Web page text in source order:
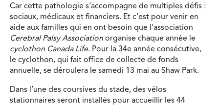
Car cette pathologie s’accompagne de multiples défis :
sociaux, médicaux et financiers. Et c’est pour venir en
aide aux familles qui en ont besoin que l’association
Cerebral Palsy Association organise chaque année le
cyclothon Canada Life. Pour la 34e année consécutive,
le cyclothon, qui fait office de collecte de fonds
annuelle, se déroulera le samedi 13 mai au Shaw Park.
Dans l’une des coursives du stade, des vélos
stationnaires seront installés pour accueillir les 44